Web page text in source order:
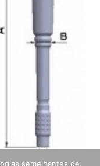
semelhantes de